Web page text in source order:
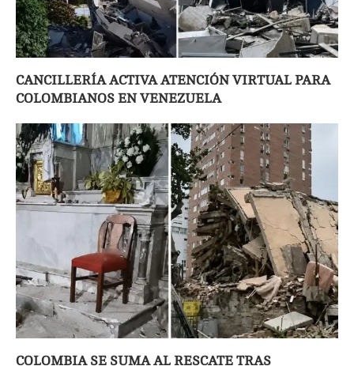
CANCILLERÍA ACTIVA ATENCIÓN VIRTUAL PARA
COLOMBIANOS EN VENEZUELA
COLOMBIA SE SUMA AL RESCATE TRAS